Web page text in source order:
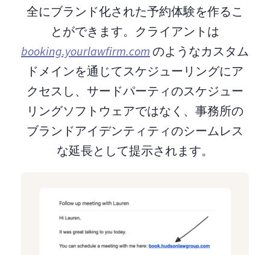
全にブランド化された予約体験を作るこ
とができます。クライアントは
booking.yourlawfirm.com のようなカスタム
ドメインを通じてスケジューリングにア
クセスし、サードパーティのスケジュー
リングソフトウェアではなく、事務所の
ブランドアイデンティティのシームレス
な延長として提示されます。